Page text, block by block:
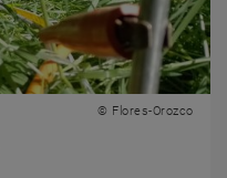
© Flores-Orozco